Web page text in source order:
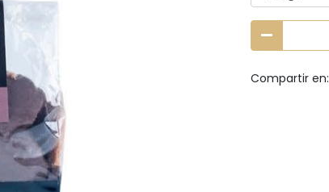
Compartir en: